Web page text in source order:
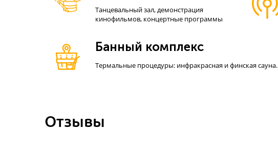
Танцевальный зал, демонстрация
кинофильмов, концертные программы
Банный комплекс
Термальные процедуры: инфракрасная и финская сауна.
Отзывы